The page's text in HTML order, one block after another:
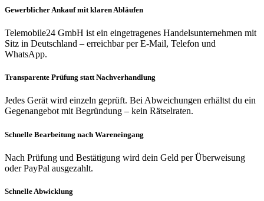
Gewerblicher Ankauf mit klaren Abläufen
Telemobile24 GmbH ist ein eingetragenes Handelsunternehmen mit
Sitz in Deutschland – erreichbar per E-Mail, Telefon und
WhatsApp.
Transparente Prüfung statt Nachverhandlung
Jedes Gerät wird einzeln geprüft. Bei Abweichungen erhältst du ein
Gegenangebot mit Begründung – kein Rätselraten.
Schnelle Bearbeitung nach Wareneingang
Nach Prüfung und Bestätigung wird dein Geld per Überweisung
oder PayPal ausgezahlt.
Schnelle Abwicklung